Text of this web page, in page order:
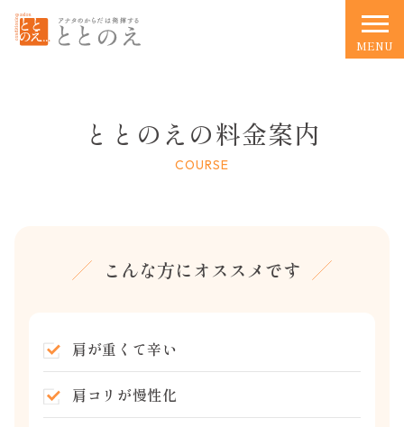
MENU
ととのえの料金案内
COURSE
こんな方にオススメです
肩が重くて辛い
肩コリが慢性化